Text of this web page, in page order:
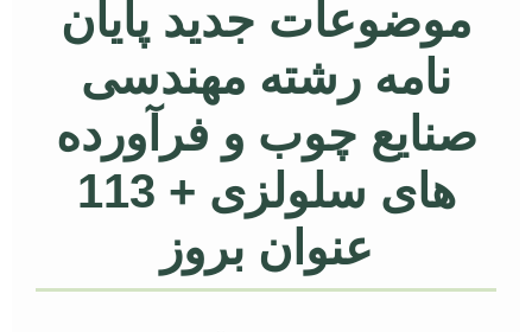
موضوعات جدید پایان
نامه رشته مهندسی
صنایع چوب و فرآورده
های سلولزی + 113
عنوان بروز